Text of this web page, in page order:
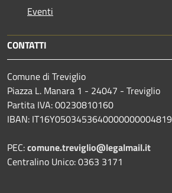
Eventi
CONTATTI
Comune di Treviglio
Piazza L. Manara 1 - 24047 - Treviglio
Partita IVA: 00230810160
IBAN: IT16Y0503453640000000004819
PEC:comune.treviglio@legalmail.it
Centralino Unico: 0363 3171